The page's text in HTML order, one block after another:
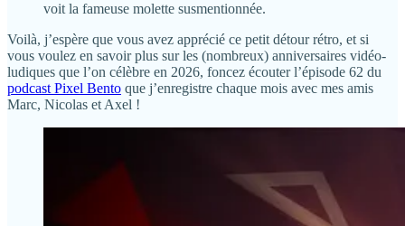
voit la fameuse molette susmentionnée.
Voilà, j’espère que vous avez apprécié ce petit détour rétro, et si
vous voulez en savoir plus sur les (nombreux) anniversaires vidéo-
ludiques que l’on célèbre en 2026, foncez écouter l’épisode 62 du
podcast Pixel Bento que j’enregistre chaque mois avec mes amis
Marc, Nicolas et Axel !